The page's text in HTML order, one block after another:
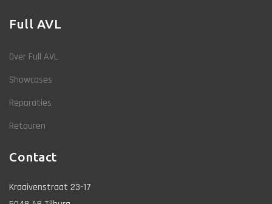
Full AVL
Over Full AVL
Showcases
Reparaties
Retouren
Contact
Kraaivenstraat 23-17